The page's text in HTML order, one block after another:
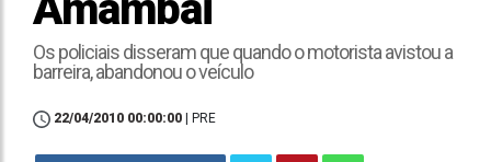
Os policiais disseram que quando o motorista avistou a
barreira, abandonou o veículo
22/04/2010 00:00:00 | PRE